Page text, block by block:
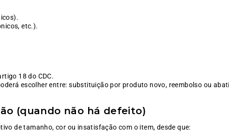
etc.).
18 do CDC.
escolher entre: substituição por produto novo, reembolso ou
(quando não há defeito)
de tamanho, cor ou insatisfação com o item, desde que: